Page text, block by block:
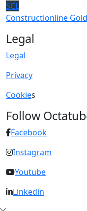
SCL
Constructionline Gold
Legal
Legal
Privacy
Cookies
Follow
Facebook
Instagram
Youtube
Linkedin